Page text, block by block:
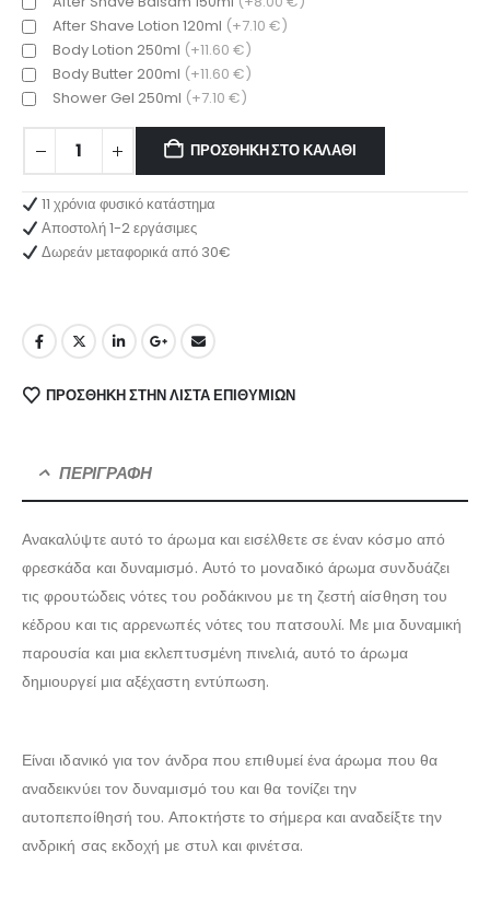
After Shave Lotion 120ml (+7.10 €)
Body Lotion 250ml (+11.60 €)
Body Butter 200ml (+11.60 €)
Shower Gel 250ml (+7.10 €)
ΠΡΟΣΘΉΚΗ ΣΤΟ ΚΑΛΆΘΙ
11 χρόνια φυσικό κατάστημα
Αποστολή 1-2 εργάσιμες
Δωρεάν μεταφορικά από 30€
ΠΡΌΣΘΉΚΗ ΣΤΗΝ ΛΊΣΤΑ ΕΠΙΘΥΜΙΏΝ
ΠΕΡΙΓΡΑΦΉ
Ανακαλύψτε αυτό το άρωμα και εισέλθετε σε έναν κόσμο από
φρεσκάδα και δυναμισμό. Αυτό το μοναδικό άρωμα συνδυάζει
τις φρουτώδεις νότες του ροδάκινου με τη ζεστή αίσθηση του
κέδρου και τις αρρενωπές νότες του πατσουλί. Με μια δυναμική
παρουσία και μια εκλεπτυσμένη πινελιά, αυτό το άρωμα
δημιουργεί μια αξέχαστη εντύπωση.
Είναι ιδανικό για τον άνδρα που επιθυμεί ένα άρωμα που θα
αναδεικνύει τον δυναμισμό του και θα τονίζει την
αυτοπεποίθησή του. Αποκτήστε το σήμερα και αναδείξτε την
ανδρική σας εκδοχή με στυλ και φινέτσα.